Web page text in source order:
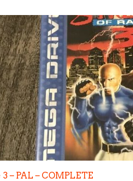
– PAL – COMPLETE